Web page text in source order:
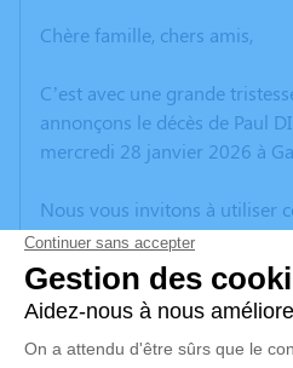
Chère famille, chers amis,
C’est avec une grande
annonçons le décès de Paul
mercredi 28 janvier 2026 à
Nous vous invitons à utiliser
vos condoléances, partager
anecdote ou exprimer vos
poèmes ou des textes. Cet
d'expression dédié à honorer
STEFANO.